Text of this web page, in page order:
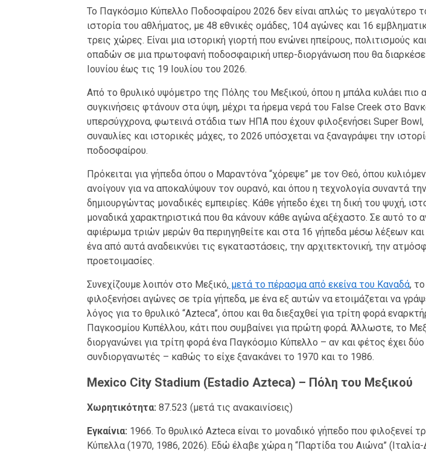
Το Παγκόσμιο Κύπελλο Ποδοσφαίρου 2026 δεν είναι απλώς το μεγαλύτερο
ιστορία του αθλήματος, με 48 εθνικές ομάδες, 104 αγώνες και 16
τρεις χώρες. Είναι μια ιστορική γιορτή που ενώνει ηπείρους, πολιτισμούς
οπαδών σε μια πρωτοφανή ποδοσφαιρική υπερ-διοργάνωση που θα
Ιουνίου έως τις 19 Ιουλίου του 2026.
Από το θρυλικό υψόμετρο της Πόλης του Μεξικού, όπου η μπάλα κυλάει πιο
συγκινήσεις φτάνουν στα ύψη, μέχρι τα ήρεμα νερά του False Creek στο
υπερσύγχρονα, φωτεινά στάδια των ΗΠΑ που έχουν φιλοξενήσει Super Bowl,
συναυλίες και ιστορικές μάχες, το 2026 υπόσχεται να ξαναγράψει την
ποδοσφαίρου.
Πρόκειται για γήπεδα όπου ο Μαραντόνα “χόρεψε” με τον Θεό, όπου
ανοίγουν για να αποκαλύψουν τον ουρανό, και όπου η τεχνολογία συναντά
δημιουργώντας μοναδικές εμπειρίες. Κάθε γήπεδο έχει τη δική του ψυχή,
μοναδικά χαρακτηριστικά που θα κάνουν κάθε αγώνα αξέχαστο. Σε αυτό το
αφιέρωμα τριών μερών θα περιηγηθείτε και στα 16 γήπεδα μέσω λέξεων και
ένα από αυτά αναδεικνύει τις εγκαταστάσεις, την αρχιτεκτονική, την
προετοιμασίες.
Συνεχίζουμε λοιπόν στο Μεξικό,μετά το πέρασμα από εκείνα του Καναδά,
φιλοξενήσει αγώνες σε τρία γήπεδα, με ένα εξ αυτών να ετοιμάζεται να
λόγος για το θρυλικό “Azteca”, όπου και θα διεξαχθεί για τρίτη φορά
Παγκοσμίου Κυπέλλου, κάτι που συμβαίνει για πρώτη φορά. Άλλωστε, το
διοργανώνει για τρίτη φορά ένα Παγκόσμιο Κύπελλο – αν και φέτος έχει δύο
συνδιοργανωτές – καθώς το είχε ξανακάνει το 1970 και το 1986.
Mexico City Stadium (Estadio Azteca) – Πόλη του Μεξικού
Χωρητικότητα: 87.523 (μετά τις ανακαινίσεις)
Εγκαίνια: 1966. Το θρυλικό Azteca είναι το μοναδικό γήπεδο που φιλοξενεί
Κύπελλα (1970, 1986, 2026). Εδώ έλαβε χώρα η “Παρτίδα του Αιώνα” (Ιταλία-